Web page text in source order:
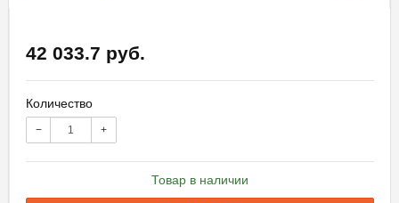
42 033.7 руб.
Количество
− +
Товар в наличии